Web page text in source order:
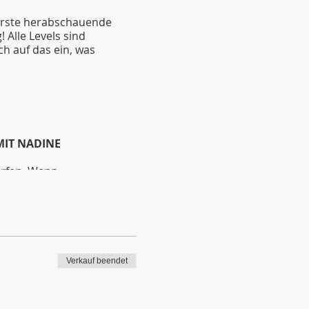
herabschauende
Alle Levels sind
auf das ein, was
NADINE
Wenn
& Korrekturen
Verkauf beendet